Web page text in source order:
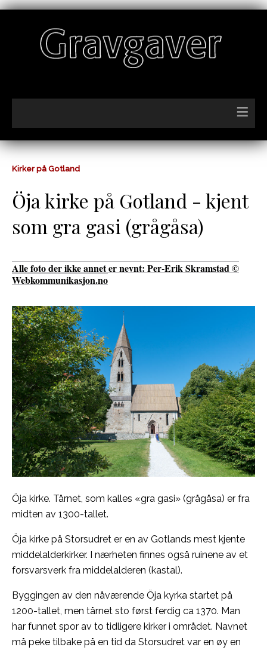
≡
Kirker på Gotland
Öja kirke på Gotland - kjent
som gra gasi (grågåsa)
Alle foto der ikke annet er nevnt: Per-Erik Skramstad ©
Webkommunikasjon.no
Öja kirke. Tårnet, som kalles «gra gasi» (grågåsa) er fra
midten av 1300-tallet.
Öja kirke på Storsudret er en av Gotlands mest kjente
middelalderkirker. I nærheten finnes også ruinene av et
forsvarsverk fra middelalderen (kastal).
Byggingen av den nåværende Öja kyrka startet på
1200-tallet, men tårnet sto først ferdig ca 1370. Man
har funnet spor av to tidligere kirker i området. Navnet
må peke tilbake på en tid da Storsudret var en øy en